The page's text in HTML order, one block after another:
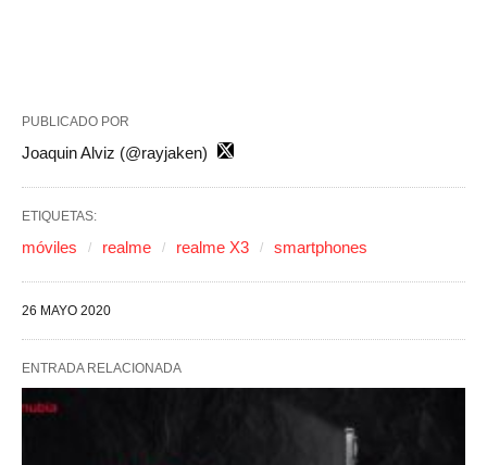
PUBLICADO POR
Joaquin Alviz (@rayjaken)
ETIQUETAS:
móviles realme realme X3 smartphones
26 MAYO 2020
ENTRADA RELACIONADA